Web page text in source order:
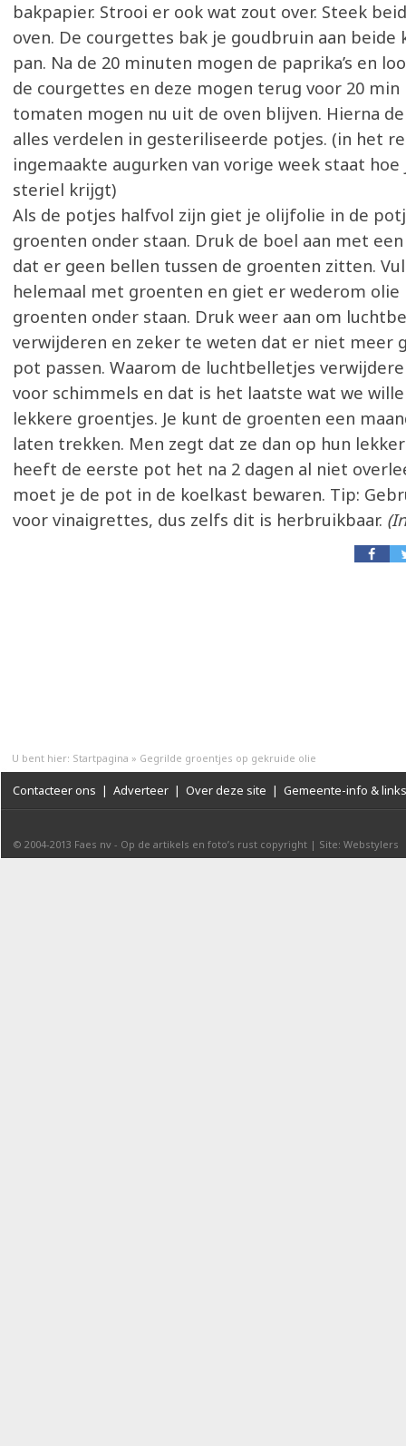
bakpapier. Strooi er ook wat zout over. Steek
oven. De courgettes bak je goudbruin aan beide
pan. Na de 20 minuten mogen de paprika’s en
de courgettes en deze mogen terug voor 20 min
tomaten mogen nu uit de oven blijven. Hierna
alles verdelen in gesteriliseerde potjes. (in het
ingemaakte augurken van vorige week staat
steriel krijgt)
Als de potjes halfvol zijn giet je olijfolie in de
groenten onder staan. Druk de boel aan met
dat er geen bellen tussen de groenten zitten.
helemaal met groenten en giet er wederom
groenten onder staan. Druk weer aan om
verwijderen en zeker te weten dat er niet meer
pot passen. Waarom de luchtbelletjes
voor schimmels en dat is het laatste wat we
lekkere groentjes. Je kunt de groenten een
laten trekken. Men zegt dat ze dan op hun
heeft de eerste pot het na 2 dagen al niet
moet je de pot in de koelkast bewaren. Tip:
voor vinaigrettes, dus zelfs dit is herbruikbaar.
U bent hier: Startpagina » Gegrilde groentjes op gekruide olie
Contacteer ons | Adverteer | Over deze site | Gemeente-info & links
© 2004-2013 Faes nv - Op de artikels en foto’s rust copyright | Site: Webstylers